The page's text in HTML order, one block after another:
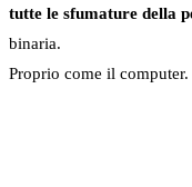
tutte le sfumature della
binaria.
Proprio come il computer.